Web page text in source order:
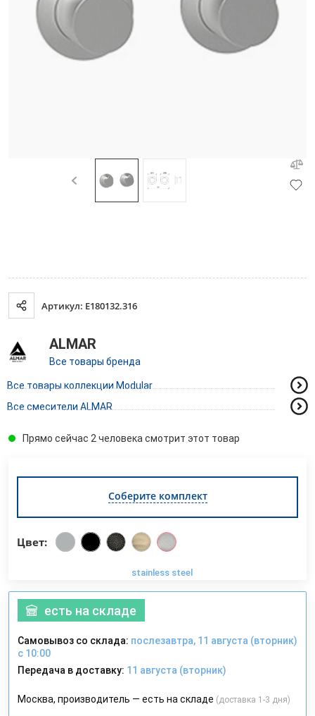
Артикул: E180132.316
ALMAR
Все товары бренда
Все товары коллекции Modular
Все смесители ALMAR
Прямо сейчас 2 человека смотрит этот товар
Соберите комплект
Цвет:
stainless steel
есть на складе
Самовывоз со склада: послезавтра, 11 августа (вторник)
с 10:00
Передача в доставку: 11 августа (вторник)
Москва, производитель — есть на складе (доставка 1-3 дня)